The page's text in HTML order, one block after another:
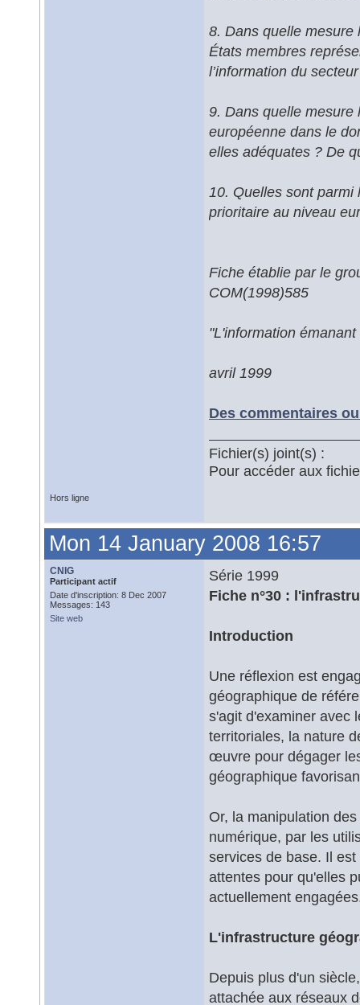
8. Dans quelle mesure
États membres
l’information du
9. Dans quelle mesure
européenne dans le
elles adéquates ? De
10. Quelles sont
prioritaire au niveau
Fiche établie par le
COM(1998)585
"L'information
avril 1999
Des commentaires
Fichier(s) joint(s) :
Pour accéder aux
Hors ligne
Mon 14 January 2008 16:57
CNIG
Participant actif
Date d'inscription: 8 Dec 2007
Messages: 143
Site web
Série 1999
Fiche n°30 :
Introduction
Une réflexion est
géographique de
s'agit d'examiner avec
territoriales, la nature
œuvre pour dégager
géographique
Or, la manipulation
numérique, par les
services de base. Il
attentes pour qu'elles
actuellement
L'infrastructure
Depuis plus d'un
attachée aux réseaux